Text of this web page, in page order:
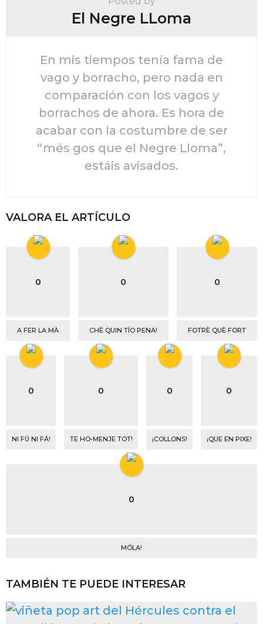
El Negre LLoma
En mis tiempos tenía fama de
vago y borracho, pero nada en
comparación con los vagos y
borrachos de ahora. Es hora de
acabar con la costumbre de ser
“més gos que el Negre Lloma”,
estáis avisados.
VALORA EL ARTÍCULO
0
A FER LA MÀ
0
CHÈ QUIN TÍO PENA!
0
FOTRÈ QUÈ FORT
0
NI FÚ NI FÁ!
0
TE HO-MENJE TOT!
0
¡COLLONS!
0
¡QUE EN PIXE!
0
MÓLA!
TAMBIÉN TE PUEDE INTERESAR